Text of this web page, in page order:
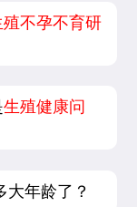
不孕不育研
生殖健康问
大年龄了？